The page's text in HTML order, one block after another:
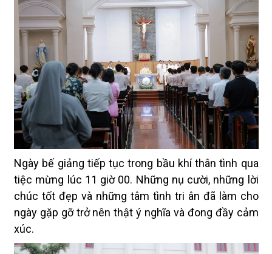
Ngày bế giảng tiếp tục trong bầu khí thân tình qua
tiệc mừng lúc 11 giờ 00. Những nụ cười, những lời
chúc tốt đẹp và những tâm tình tri ân đã làm cho
ngày gặp gỡ trở nên thật ý nghĩa và đong đầy cảm
xúc.